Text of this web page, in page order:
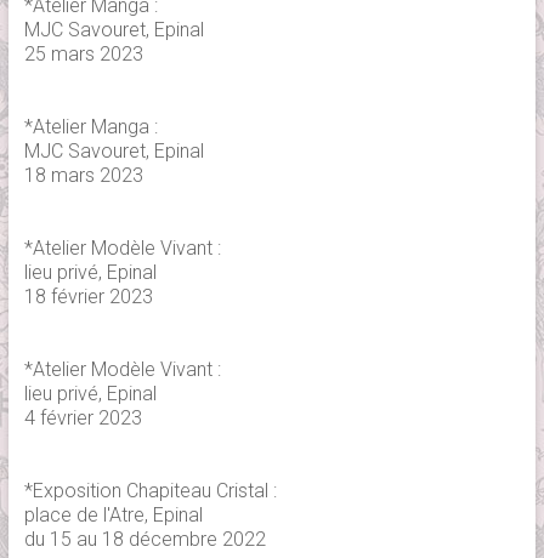
*Atelier Manga :
MJC Savouret, Epinal
25 mars 2023
*Atelier Manga :
MJC Savouret, Epinal
18 mars 2023
*Atelier Modèle Vivant :
lieu privé, Epinal
18 février 2023
*Atelier Modèle Vivant :
lieu privé, Epinal
4 février 2023
*Exposition Chapiteau Cristal :
place de l'Atre, Epinal
du 15 au 18 décembre 2022